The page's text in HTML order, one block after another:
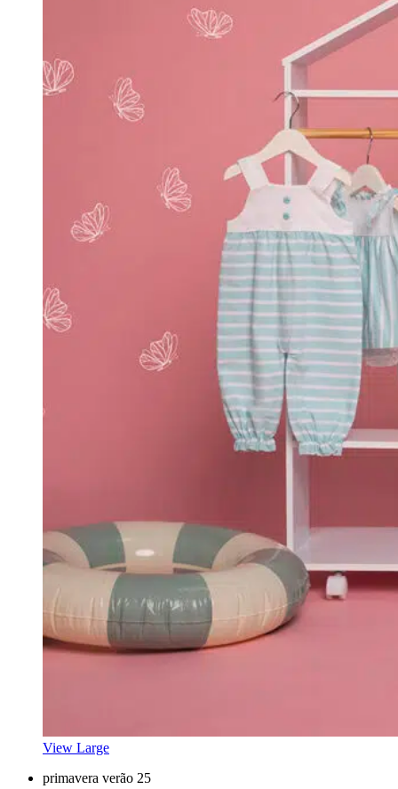
View Large
primavera verão 25